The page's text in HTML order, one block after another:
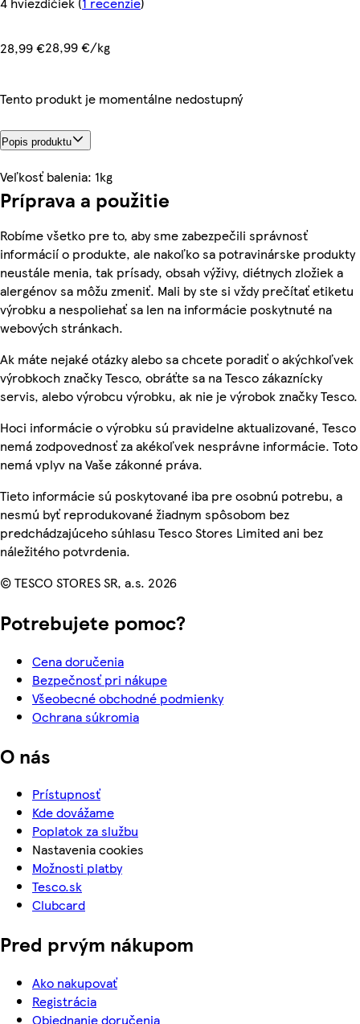
28,99 €28,99 €/kg
Tento produkt je momentálne nedostupný
Popis produktu
Veľkosť balenia: 1kg
Príprava a použitie
Robíme všetko pre to, aby sme zabezpečili správnosť
informácií o produkte, ale nakoľko sa potravinárske produkty
neustále menia, tak prísady, obsah výživy, diétnych zložiek a
alergénov sa môžu zmeniť. Mali by ste si vždy prečítať etiketu
výrobku a nespoliehať sa len na informácie poskytnuté na
webových stránkach.
Ak máte nejaké otázky alebo sa chcete poradiť o akýchkoľvek
výrobkoch značky Tesco, obráťte sa na Tesco zákaznícky
servis, alebo výrobcu výrobku, ak nie je výrobok značky Tesco.
Hoci informácie o výrobku sú pravidelne aktualizované, Tesco
nemá zodpovednosť za akékoľvek nesprávne informácie. Toto
nemá vplyv na Vaše zákonné práva.
Tieto informácie sú poskytované iba pre osobnú potrebu, a
nesmú byť reprodukované žiadnym spôsobom bez
predchádzajúceho súhlasu Tesco Stores Limited ani bez
náležitého potvrdenia.
© TESCO STORES SR, a.s. 2026
Potrebujete pomoc?
Cena doručenia
Bezpečnosť pri nákupe
Všeobecné obchodné podmienky
Ochrana súkromia
O nás
Prístupnosť
Kde dovážame
Poplatok za službu
Nastavenia cookies
Možnosti platby
Tesco.sk
Clubcard
Pred prvým nákupom
Ako nakupovať
Registrácia
Objednanie doručenia